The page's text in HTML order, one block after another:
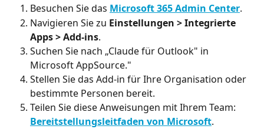
Besuchen Sie das Microsoft 365 Admin Center.
Navigieren Sie zu Einstellungen > Integrierte
Apps > Add-ins.
Suchen Sie nach „Claude für Outlook" in
Microsoft AppSource."
Stellen Sie das Add-in für Ihre Organisation oder
bestimmte Personen bereit.
Teilen Sie diese Anweisungen mit Ihrem Team:
Bereitstellungsleitfaden von Microsoft.